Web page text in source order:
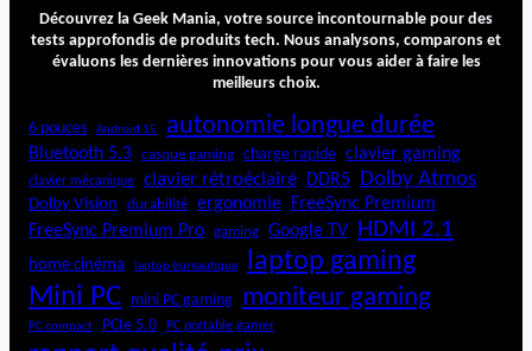
l
i
n
o
m
e
Découvrez la Geek Mania, votre source incontournable pour des
tests approfondis de produits tech. Nous analysons, comparons et
évaluons les dernières innovations pour vous aider à faire les
meilleurs choix.
6 pouces Android 15 autonomie longue durée
Bluetooth 5.3 casque gaming charge rapide clavier gaming
clavier mécanique clavier rétroéclairé DDR5 Dolby Atmos
Dolby Vision durabilité ergonomie
FreeSync Premium
FreeSync Premium Pro
gaming Google TV HDMI 2.1
home cinéma laptop bureautique laptop gaming
Mini PC mini PC gaming moniteur gaming
PC compact PCIe 5.0 PC portable gamer